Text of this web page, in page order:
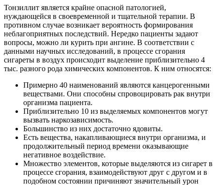
Тонзиллит является крайне опасной патологией,
нуждающейся в своевременной и тщательной терапии. В
противном случае возникает вероятность формирования
неблагоприятных последствий. Нередко пациенты задают
вопросы, можно ли курить при ангине. В соответствии с
данными научных исследований, в процессе сгорания
сигареты в воздух происходит выделение приблизительно 4
тыс. разного рода химических компонентов. К ним относятся:
Примерно 40 наименований являются канцерогенными
веществами. Они способны спровоцировать рак внутри
организма пациента.
Приблизительно 10 из выделяемых компонентов могут
вызвать наркозависимость.
Большинство из них достаточно ядовиты.
Есть вещества, накапливающиеся внутри организма, и
продолжительный период времени оказывающие
негативное воздействие.
Множество элементов, которые выделяются из сигарет в
процессе сгорания, взаимодействуют друг с другом и в
подобном состоянии причиняют значительный урон